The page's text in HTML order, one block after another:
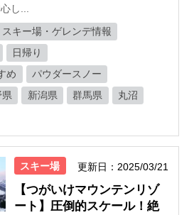
し...
スキー場・ゲレンデ情報
日帰り
め
パウダースノー
県 新潟県 群馬県
丸沼
スキー場 更新日：2025/03/21
【つがいけマウンテンリゾ
ート】圧倒的スケール！絶